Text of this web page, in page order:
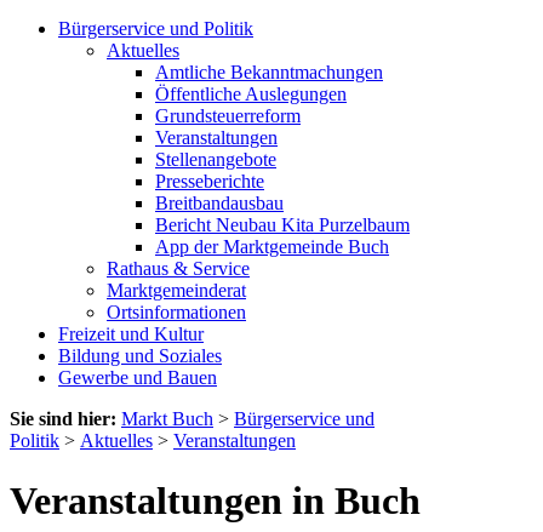
Bürgerservice und Politik
Aktuelles
Amtliche Bekanntmachungen
Öffentliche Auslegungen
Grundsteuerreform
Veranstaltungen
Stellenangebote
Presseberichte
Breitbandausbau
Bericht Neubau Kita Purzelbaum
App der Marktgemeinde Buch
Rathaus & Service
Marktgemeinderat
Ortsinformationen
Freizeit und Kultur
Bildung und Soziales
Gewerbe und Bauen
Sie sind hier: Markt Buch > Bürgerservice und
Politik > Aktuelles > Veranstaltungen
Veranstaltungen in Buch